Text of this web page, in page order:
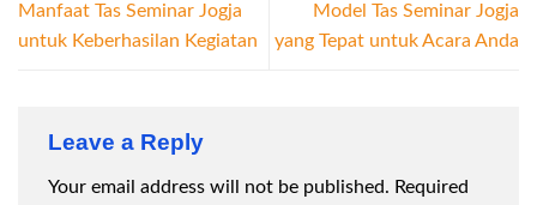
Manfaat Tas Seminar Jogja
untuk Keberhasilan Kegiatan
Model Tas Seminar Jogja
yang Tepat untuk Acara Anda
Leave a Reply
Your email address will not be published. Required